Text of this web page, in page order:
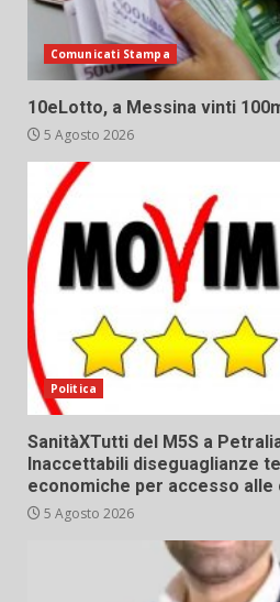
Comunicati Stampa
10eLotto, a Messina vinti
5 Agosto 2026
Politica
SanitàXTutti del M5S a
Inaccettabili diseguaglianze
economiche per accesso alle
5 Agosto 2026